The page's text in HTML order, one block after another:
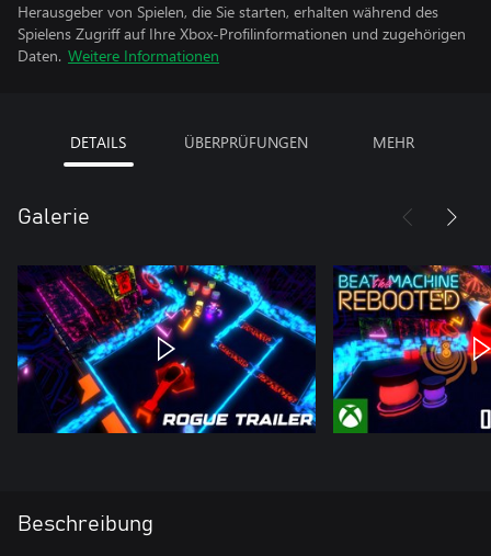
Herausgeber von Spielen, die Sie starten, erhalten während des
Spielens Zugriff auf Ihre Xbox-Profilinformationen und zugehörigen
Daten. Weitere Informationen
DETAILS ÜBERPRÜFUNGEN MEHR
Galerie
Beschreibung